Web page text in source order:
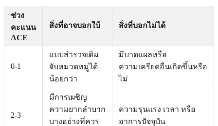
ช่วง
คะแนน
ACE
สิ่งที่อาจบอกใบ้ สิ่งที่บอกไม่ได้
0-1
แบบสำรวจเดิม
จับหมวดหมู่ได้
น้อยกว่า
มีบาดแผลหรือ
ความเครียดอื่นเกิดขึ้นหรือ
ไม่
2-3
มีการเผชิญ
ความยากลำบาก
บางอย่างที่ควร
ความรุนแรง เวลา หรือ
อาการปัจจุบัน